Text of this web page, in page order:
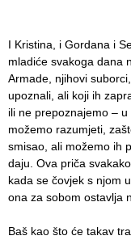
I Kristina, i Gordana i
mladiće svakoga dana
Armade, njihovi
upoznali, ali koji ih
ili ne prepoznajemo –
možemo razumjeti,
smisao, ali možemo ih
daju. Ova priča
kada se čovjek s njom
ona za sobom ostavlja
Baš kao što će takav